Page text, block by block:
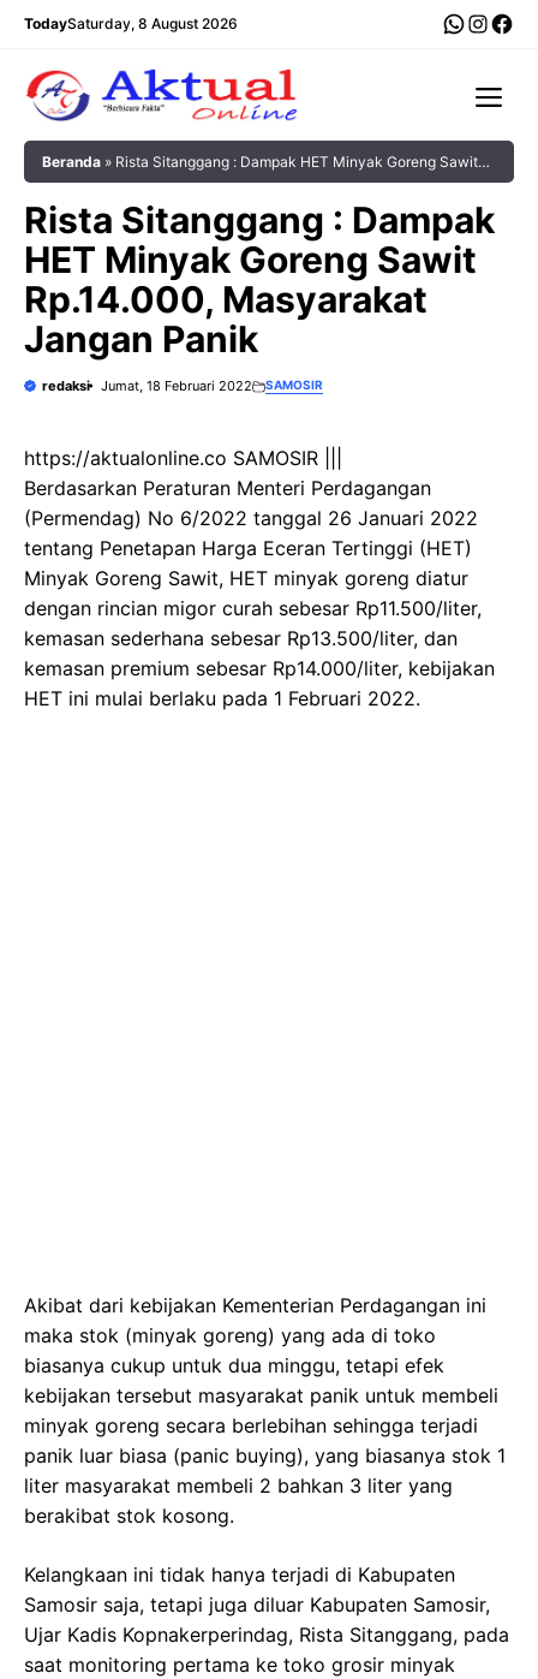
Langsung
TodaySaturday, 8 August 2026
Beranda » Rista Sitanggang : Dampak HET Minyak Goreng Sawit
Rista Sitanggang : Dampak
HET Minyak Goreng Sawit
Rp.14.000, Masyarakat
Jangan Panik
redaksi Jumat, 18 Februari 2022 SAMOSIR
https://aktualonline.co SAMOSIR |||
Berdasarkan Peraturan Menteri Perdagangan
(Permendag) No 6/2022 tanggal 26 Januari 2022
tentang Penetapan Harga Eceran Tertinggi (HET)
Minyak Goreng Sawit, HET minyak goreng diatur
dengan rincian migor curah sebesar Rp11.500/liter,
kemasan sederhana sebesar Rp13.500/liter, dan
kemasan premium sebesar Rp14.000/liter, kebijakan
HET ini mulai berlaku pada 1 Februari 2022.
Akibat dari kebijakan Kementerian Perdagangan ini
maka stok (minyak goreng) yang ada di toko
biasanya cukup untuk dua minggu, tetapi efek
kebijakan tersebut masyarakat panik untuk membeli
minyak goreng secara berlebihan sehingga terjadi
panik luar biasa (panic buying), yang biasanya stok 1
liter masyarakat membeli 2 bahkan 3 liter yang
berakibat stok kosong.
Kelangkaan ini tidak hanya terjadi di Kabupaten
Samosir saja, tetapi juga diluar Kabupaten Samosir,
Ujar Kadis Kopnakerperindag, Rista Sitanggang, pada
saat monitoring pertama ke toko grosir minyak